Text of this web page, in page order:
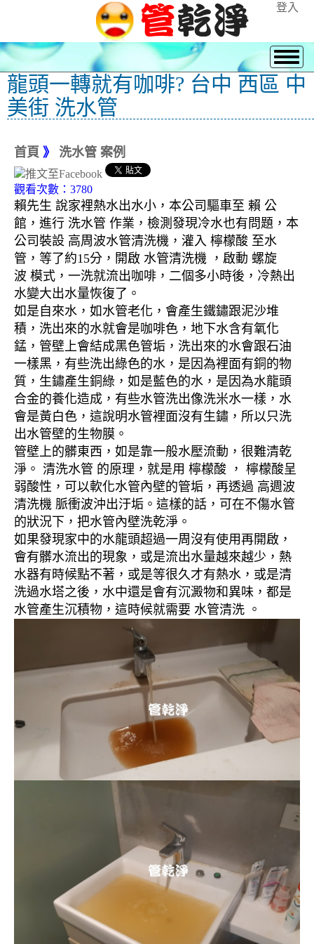
登入
龍頭一轉就有咖啡? 台中 西區 中
美街 洗水管
首頁 》 洗水管 案例
觀看次數：3780
賴先生 說家裡熱水出水小，本公司驅車至 賴 公
館，進行 洗水管 作業，檢測發現冷水也有問題，本
公司裝設 高周波水管清洗機，灌入 檸檬酸 至水
管，等了約15分，開啟 水管清洗機 ，啟動 螺旋
波 模式，一洗就流出咖啡，二個多小時後，冷熱出
水變大出水量恢復了。
如是自來水，如水管老化，會產生鐵鏽跟泥沙堆
積，洗出來的水就會是咖啡色，地下水含有氧化
錳，管壁上會結成黑色管垢，洗出來的水會跟石油
一樣黑，有些洗出綠色的水，是因為裡面有銅的物
質，生鏽產生銅綠，如是藍色的水，是因為水龍頭
合金的養化造成，有些水管洗出像洗米水一樣，水
會是黃白色，這說明水管裡面沒有生鏽，所以只洗
出水管壁的生物膜。
管壁上的髒東西，如是靠一般水壓流動，很難清乾
淨。 清洗水管 的原理，就是用 檸檬酸 ， 檸檬酸呈
弱酸性，可以軟化水管內壁的管垢，再透過 高週波
清洗機 脈衝波沖出汙垢。這樣的話，可在不傷水管
的狀況下，把水管內壁洗乾淨。
如果發現家中的水龍頭超過一周沒有使用再開啟，
會有髒水流出的現象，或是流出水量越來越少，熱
水器有時候點不著，或是等很久才有熱水，或是清
洗過水塔之後，水中還是會有沉澱物和異味，都是
水管產生沉積物，這時候就需要 水管清洗 。